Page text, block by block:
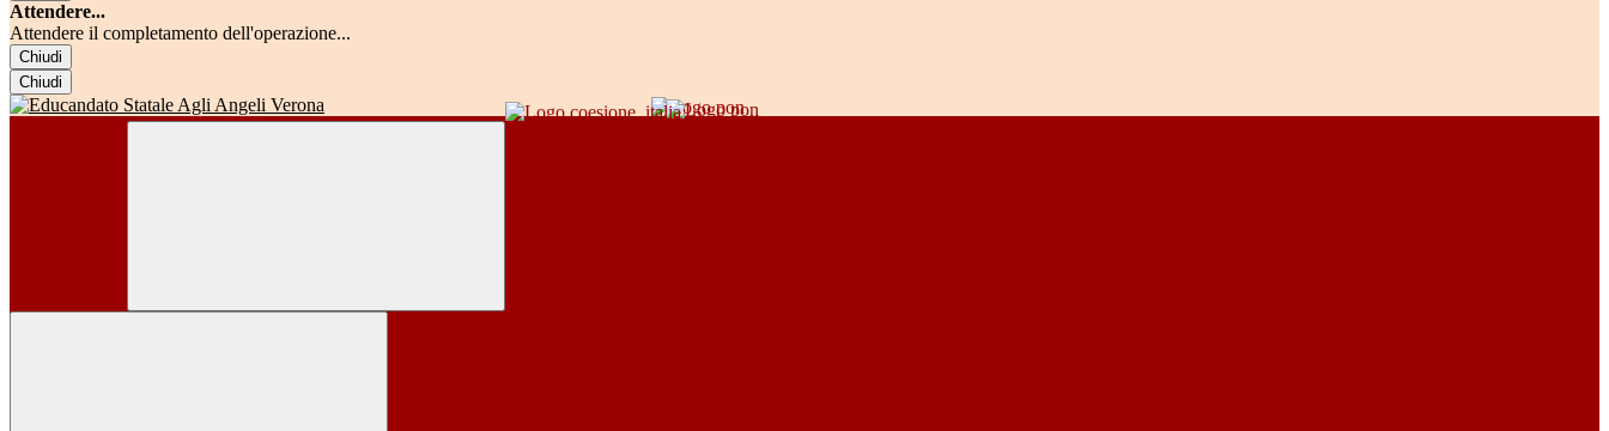
Attendere...
Attendere il completamento dell'operazione...
Chiudi
Chiudi